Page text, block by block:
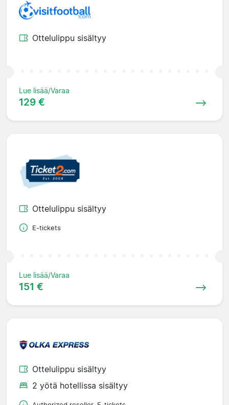
Ottelulippu sisältyy
Lue lisää/Varaa
129 €
Ottelulippu sisältyy
E-tickets
Lue lisää/Varaa
151 €
Ottelulippu sisältyy
2 yötä hotellissa sisältyy